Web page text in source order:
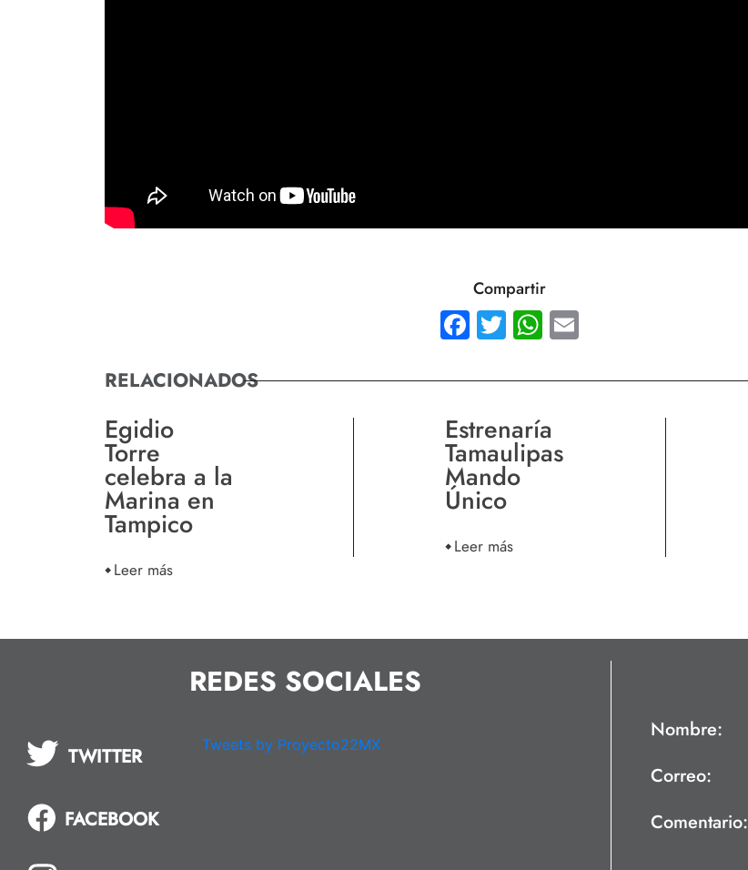
Compartir
Facebook
TwitterWhatsApp
RELACIONADOS
Egidio
Torre
celebra a la
Marina en
Tampico
Leer más
Estrenaría
Tamaulipas
Mando
Único
Leer más
REDES SOCIALES
TWITTER
FACEBOOK
Tweets by Proyecto22MX
Nombre:
Correo:
Comentario: